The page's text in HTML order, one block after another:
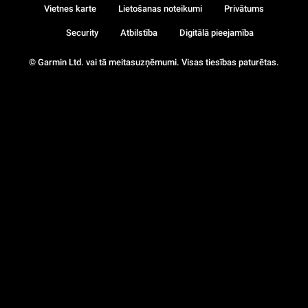
© Garmin Ltd. vai tā meitasuzņēmumi. Visas tiesības paturētas.
Vietnes karte Lietošanas noteikumi Privātums
Security Atbilstība Digitālā pieejamība